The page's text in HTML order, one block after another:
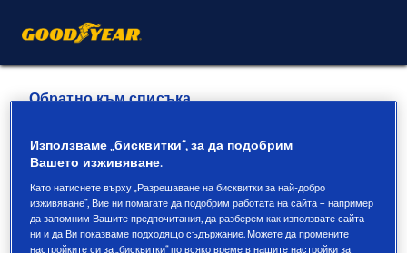
Обратно към списъка
Фулда България/
Мотоексперт Овча
Купел
Използваме „бисквитки“, за да подобрим
Вашето изживяване.
Като натиснете върху „Разрешаване на бисквитки за най-добро
изживяване“, Вие ни помагате да подобрим работата на сайта – например
да запомним Вашите предпочитания, да разберем как използвате сайта
ни и да Ви показваме подходящо съдържание. Можете да промените
настройките си за „бисквитки“ по всяко време в нашите настройки за